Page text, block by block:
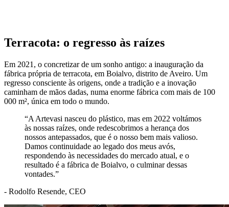
Terracota: o regresso às raízes
Em 2021, o concretizar de um sonho antigo: a inauguração da
fábrica própria de terracota, em Boialvo, distrito de Aveiro. Um
regresso consciente às origens, onde a tradição e a inovação
caminham de mãos dadas, numa enorme fábrica com mais de 100
000 m², única em todo o mundo.
“A Artevasi nasceu do plástico, mas em 2022 voltámos
às nossas raízes, onde redescobrimos a herança dos
nossos antepassados, que é o nosso bem mais valioso.
Damos continuidade ao legado dos meus avós,
respondendo às necessidades do mercado atual, e o
resultado é a fábrica de Boialvo, o culminar dessas
vontades.”
- Rodolfo Resende, CEO